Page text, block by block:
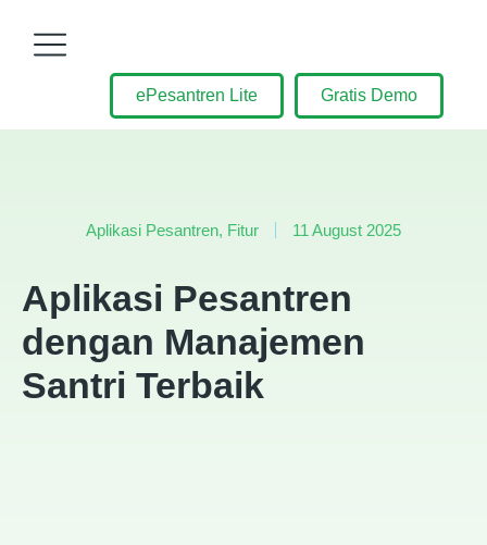
ePesantren Lite Gratis Demo
Aplikasi Pesantren, Fitur 11 August 2025
Aplikasi Pesantren
dengan Manajemen
Santri Terbaik